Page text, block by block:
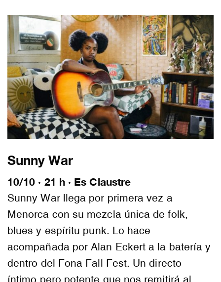
Sunny War
10/10 · 21 h · Es Claustre
Sunny War llega por primera vez a
Menorca con su mezcla única de folk,
blues y espíritu punk. Lo hace
acompañada por Alan Eckert a la batería y
dentro del Fona Fall Fest. Un directo